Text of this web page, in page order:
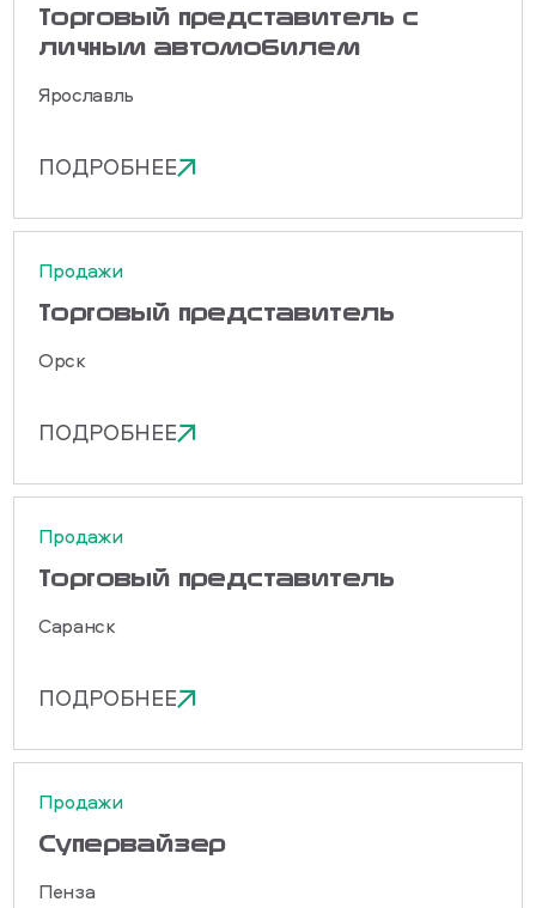
Торговый представитель с
личным автомобилем
Ярославль
ПОДРОБНЕЕ
Продажи
Торговый представитель
Орск
ПОДРОБНЕЕ
Продажи
Торговый представитель
Саранск
ПОДРОБНЕЕ
Продажи
Cупервайзер
Пенза